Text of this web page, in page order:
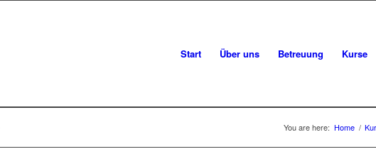
Start Über uns Betreuung Kurse
You are here: Home /